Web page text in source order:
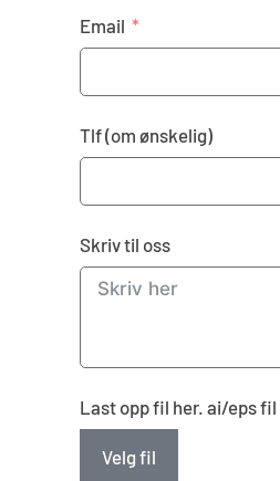
Email
Tlf (om ønskelig)
Skriv til oss
Last opp fil her. ai/eps
Velg fil